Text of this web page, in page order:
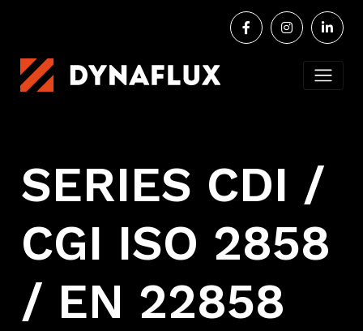
SERIES CDI /
CGI ISO 2858
/ EN 22858